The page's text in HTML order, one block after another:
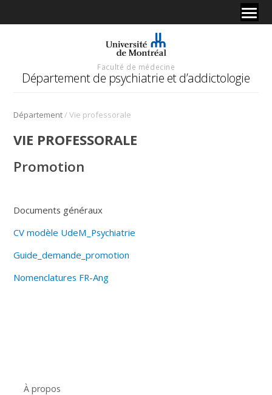
Faculté de médecine
Département de psychiatrie et d’addictologie
Département/Vie professorale
À propos
VIE PROFESSORALE
Promotion
Documents généraux
CV modèle UdeM_Psychiatrie
Guide_demande_promotion
Nomenclatures FR-Ang